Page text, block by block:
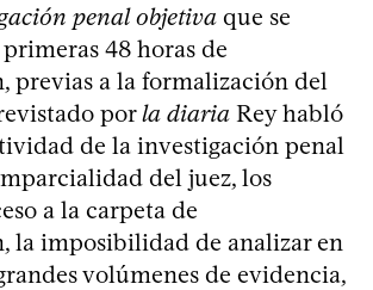
penal objetiva que se
48 horas de
previas a la formalización del
porla diaria Rey habló
de la investigación penal
del juez, los
a la carpeta de
la imposibilidad de analizar en
volúmenes de evidencia,